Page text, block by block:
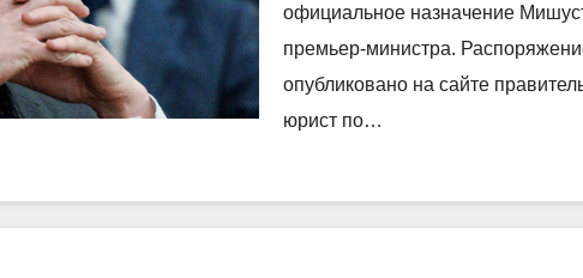
официальное назначение
премьер-министра.
опубликовано на сайте
юрист по…